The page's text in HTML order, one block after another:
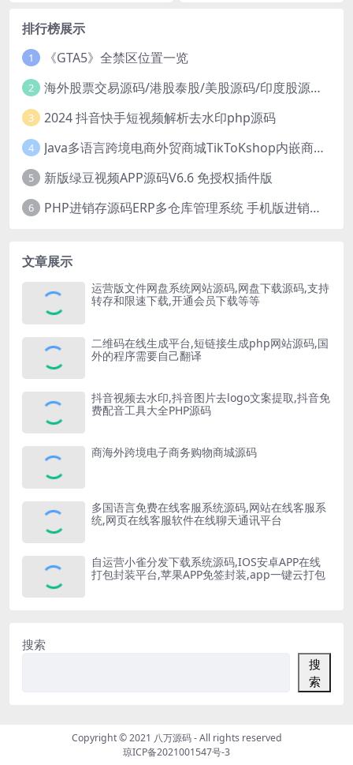
排行榜展示
1 《GTA5》全禁区位置一览
2 海外股票交易源码/港股泰股/美股源码/印度股源码/马拉西亚股票源码/国际股票配资
3 2024 抖音快手短视频解析去水印php源码
4 Java多语言跨境电商外贸商城TikToKshop内嵌商城I商家入驻I一键铺
5 新版绿豆视频APP源码V6.6 免授权插件版
6 PHP进销存源码ERP多仓库管理系统 手机版进销存 php网络版进销存小程序
文章展示
运营版文件网盘系统网站源码,网盘下载源码,支持
转存和限速下载,开通会员下载等等
二维码在线生成平台,短链接生成php网站源码,国
外的程序需要自己翻译
抖音视频去水印,抖音图片去logo文案提取,抖音免
费配音工具大全PHP源码
商海外跨境电子商务购物商城源码
多国语言免费在线客服系统源码,网站在线客服系
统,网页在线客服软件在线聊天通讯平台
自运营小雀分发下载系统源码,IOS安卓APP在线
打包封装平台,苹果APP免签封装,app一键云打包
搜索
搜
索
Copyright © 2021 八万源码- All rights reserved
琼ICP备2021001547号-3